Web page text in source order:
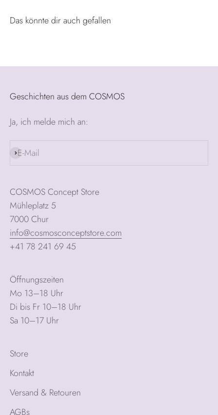
Geschichten aus dem COSMOS
Ja, ich melde mich an:
E-Mail
Abonnieren
COSMOS Concept Store
Mühleplatz 5
7000 Chur
info@cosmosconceptstore.com
+41 78 241 69 45
Öffnungszeiten
Mo 13–18 Uhr
Di bis Fr 10–18 Uhr
Sa 10–17 Uhr
Store
Kontakt
Versand & Retouren
AGBs